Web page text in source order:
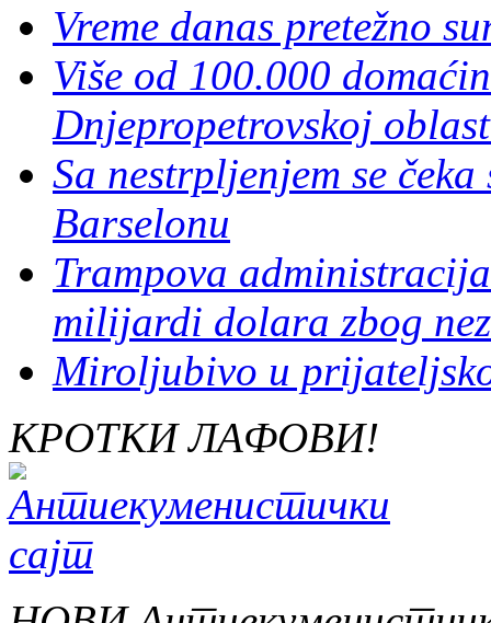
Vreme danas pretežno
Više od 100.000
Dnjepropetrovskoj
Sa nestrpljenjem se
Barselonu
Trampova
milijardi dolara zbog
Miroljubivo u
КРОТКИ ЛАФОВИ!